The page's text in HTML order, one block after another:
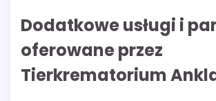
Dodatkowe usługi i
oferowane przez
Tierkrematorium